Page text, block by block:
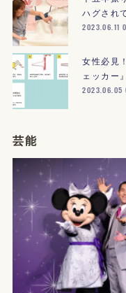
ハグされ
2023.06.11
女性必見
ェッカー』
2023.06.05
芸能